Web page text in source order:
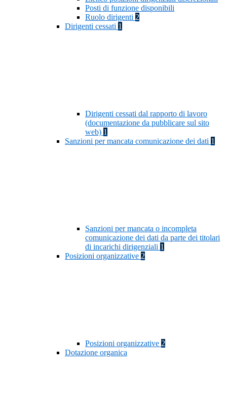
Posti di funzione disponibili
Ruolo dirigenti 2
Dirigenti cessati 1
Dirigenti cessati dal rapporto di lavoro
(documentazione da pubblicare sul sito
web) 1
Sanzioni per mancata comunicazione dei dati 1
Sanzioni per mancata o incompleta
comunicazione dei dati da parte dei titolari
di incarichi dirigenziali 1
Posizioni organizzative 2
Posizioni organizzative 2
Dotazione organica